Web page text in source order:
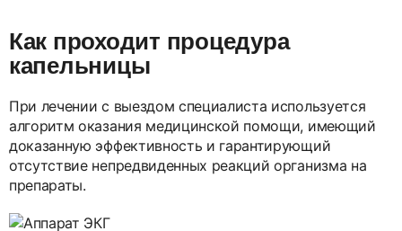
Как проходит процедура
капельницы
При лечении с выездом специалиста используется
алгоритм оказания медицинской помощи, имеющий
доказанную эффективность и гарантирующий
отсутствие непредвиденных реакций организма на
препараты.